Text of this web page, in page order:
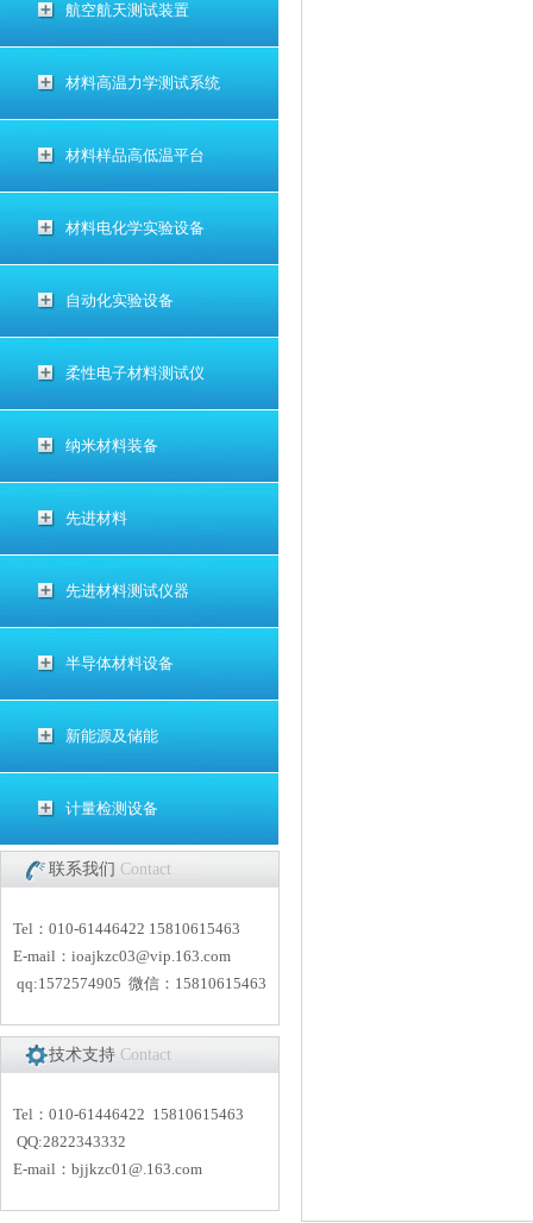
航空航天测试装置
材料高温力学测试系统
材料样品高低温平台
材料电化学实验设备
自动化实验设备
柔性电子材料测试仪
纳米材料装备
先进材料
先进材料测试仪器
半导体材料设备
新能源及储能
计量检测设备
联系我们 Contact
Tel：010-61446422 15810615463
E-mail： ioajkzc03@vip.163.com
qq:1572574905 微信：15810615463
技术支持 Contact
Tel：010-61446422 15810615463
QQ:2822343332
E-mail： bjjkzc01@.163.com